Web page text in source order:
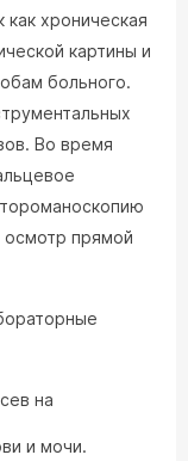
хроническая
картины и
больного.
Во время
осмотр прямой
на
и мочи.